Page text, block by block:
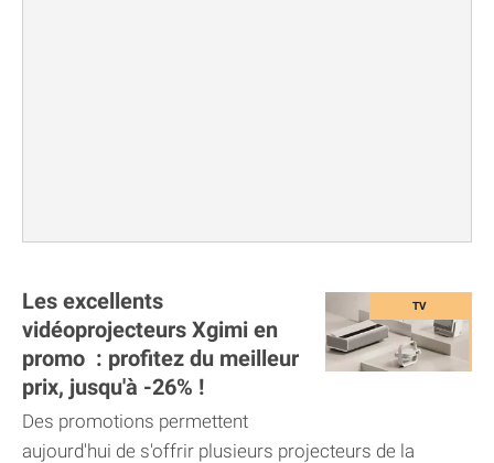
Les excellents
vidéoprojecteurs Xgimi en
promo : profitez du meilleur
prix, jusqu'à -26% !
Des promotions permettent
aujourd'hui de s'offrir plusieurs projecteurs de la